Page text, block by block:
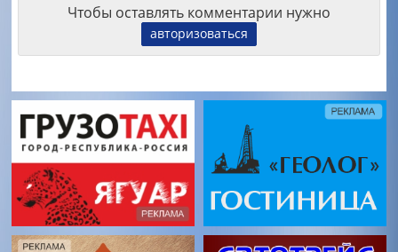
Чтобы оставлять комментарии нужно
авторизоваться